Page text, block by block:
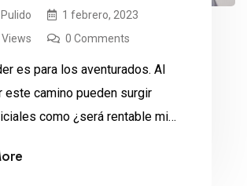
1 febrero, 2023
0 Comments
es para los aventurados. Al
este camino pueden surgir
como ¿será rentable mi
las características de los